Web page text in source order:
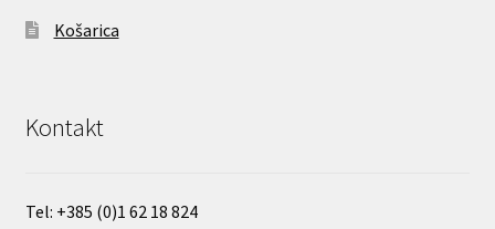
Košarica
Kontakt
Tel: +385 (0)1 62 18 824